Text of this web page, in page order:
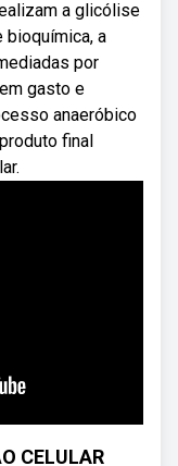
a glicólise
bioquímica, a
por
gasto e
anaeróbico
final
CELULAR